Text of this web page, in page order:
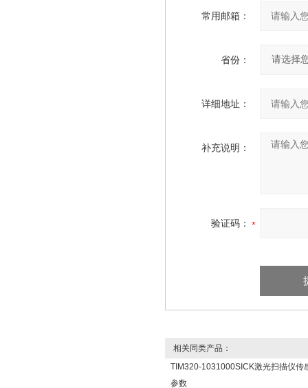
常用邮箱：
省份：
详细地址：
补充说明：
验证码：
相关同类产品：
TIM320-1031000SICK激光扫描仪传
参数